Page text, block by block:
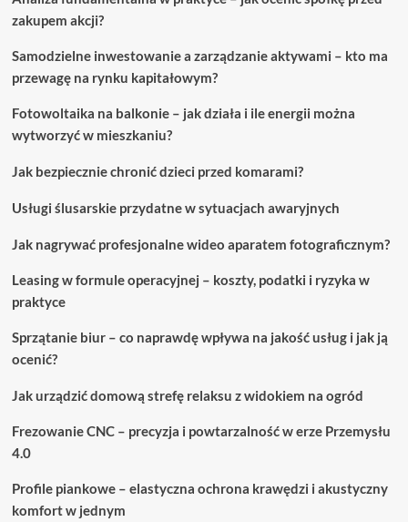
zakupem akcji?
Samodzielne inwestowanie a zarządzanie aktywami – kto ma
przewagę na rynku kapitałowym?
Fotowoltaika na balkonie – jak działa i ile energii można
wytworzyć w mieszkaniu?
Jak bezpiecznie chronić dzieci przed komarami?
Usługi ślusarskie przydatne w sytuacjach awaryjnych
Jak nagrywać profesjonalne wideo aparatem fotograficznym?
Leasing w formule operacyjnej – koszty, podatki i ryzyka w
praktyce
Sprzątanie biur – co naprawdę wpływa na jakość usług i jak ją
ocenić?
Jak urządzić domową strefę relaksu z widokiem na ogród
Frezowanie CNC – precyzja i powtarzalność w erze Przemysłu
4.0
Profile piankowe – elastyczna ochrona krawędzi i akustyczny
komfort w jednym